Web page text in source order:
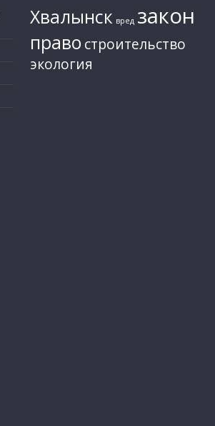
Хвалынск вред закон
право строительство
экология